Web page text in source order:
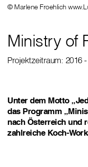
Ministry of
© Marlene Froehlich
Projektzeitraum: 2016
Unter dem Motto
das Programm
nach Österreich und
zahlreiche Koch-